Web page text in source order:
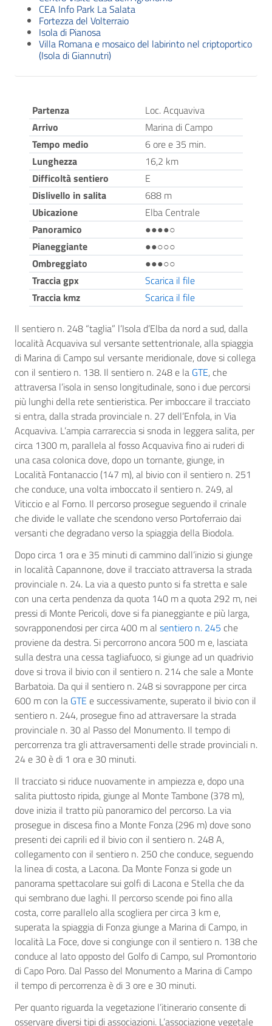
CEA Info Park La Salata
Fortezza del Volterraio
Isola di Pianosa
Villa Romana e mosaico del labirinto nel criptoportico
(Isola di Giannutri)
Partenza
Loc. Acquaviva
Arrivo
Marina di Campo
Tempo medio
6 ore e 35 min.
Lunghezza
16,2 km
Difficoltà sentiero
E
Dislivello in salita
688 m
Ubicazione
Elba Centrale
Panoramico
●●●●○
Pianeggiante
●●○○○
Ombreggiato
●●●○○
Traccia gpx
Scarica il file
Traccia kmz
Scarica il file
Il sentiero n. 248 “taglia” l’Isola d’Elba da nord a sud, dalla
località Acquaviva sul versante settentrionale, alla spiaggia
di Marina di Campo sul versante meridionale, dove si collega
con il sentiero n. 138. Il sentiero n. 248 e la GTE, che
attraversa l’isola in senso longitudinale, sono i due percorsi
più lunghi della rete sentieristica. Per imboccare il tracciato
si entra, dalla strada provinciale n. 27 dell’Enfola, in Via
Acquaviva. L’ampia carrareccia si snoda in leggera salita, per
circa 1300 m, parallela al fosso Acquaviva fino ai ruderi di
una casa colonica dove, dopo un tornante, giunge, in
Località Fontanaccio (147 m), al bivio con il sentiero n. 251
che conduce, una volta imboccato il sentiero n. 249, al
Viticcio e al Forno. Il percorso prosegue seguendo il crinale
che divide le vallate che scendono verso Portoferraio dai
versanti che degradano verso la spiaggia della Biodola.
Dopo circa 1 ora e 35 minuti di cammino dall’inizio si giunge
in località Capannone, dove il tracciato attraversa la strada
provinciale n. 24. La via a questo punto si fa stretta e sale
con una certa pendenza da quota 140 m a quota 292 m, nei
pressi di Monte Pericoli, dove si fa pianeggiante e più larga,
sovrapponendosi per circa 400 m al sentiero n. 245 che
proviene da destra. Si percorrono ancora 500 m e, lasciata
sulla destra una cessa tagliafuoco, si giunge ad un quadrivio
dove si trova il bivio con il sentiero n. 214 che sale a Monte
Barbatoia. Da qui il sentiero n. 248 si sovrappone per circa
600 m con la GTE e successivamente, superato il bivio con il
sentiero n. 244, prosegue fino ad attraversare la strada
provinciale n. 30 al Passo del Monumento. Il tempo di
percorrenza tra gli attraversamenti delle strade provinciali n.
24 e 30 è di 1 ora e 30 minuti.
Il tracciato si riduce nuovamente in ampiezza e, dopo una
salita piuttosto ripida, giunge al Monte Tambone (378 m),
dove inizia il tratto più panoramico del percorso. La via
prosegue in discesa fino a Monte Fonza (296 m) dove sono
presenti dei caprili ed il bivio con il sentiero n. 248 A,
collegamento con il sentiero n. 250 che conduce, seguendo
la linea di costa, a Lacona. Da Monte Fonza si gode un
panorama spettacolare sui golfi di Lacona e Stella che da
qui sembrano due laghi. Il percorso scende poi fino alla
costa, corre parallelo alla scogliera per circa 3 km e,
superata la spiaggia di Fonza giunge a Marina di Campo, in
località La Foce, dove si congiunge con il sentiero n. 138 che
conduce al lato opposto del Golfo di Campo, sul Promontorio
di Capo Poro. Dal Passo del Monumento a Marina di Campo
il tempo di percorrenza è di 3 ore e 30 minuti.
Per quanto riguarda la vegetazione l’itinerario consente di
osservare diversi tipi di associazioni. L’associazione vegetale